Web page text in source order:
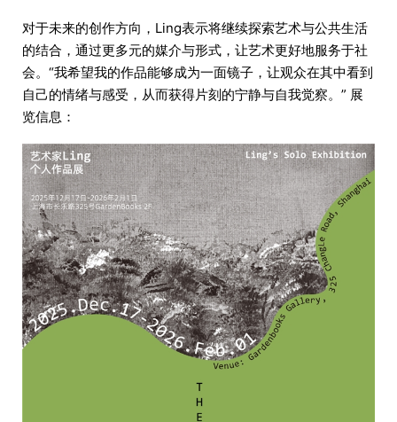
对于未来的创作方向，Ling表示将继续探索艺术与公共生活
的结合，通过更多元的媒介与形式，让艺术更好地服务于社
会。“我希望我的作品能够成为一面镜子，让观众在其中看到
自己的情绪与感受，从而获得片刻的宁静与自我觉察。” 展
览信息：